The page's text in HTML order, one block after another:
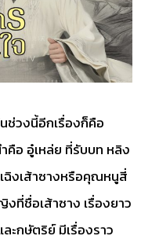
ช่วงนี้อีกเรื่องก็คือ
คือ อู๋เหล่ย ที่รับบท หลิง
ฉิงเส้าซางหรือคุณหนูสี่
ที่ชื่อเส้าซาง เรื่องยาว
กษัตริย์ มีเรื่องราว